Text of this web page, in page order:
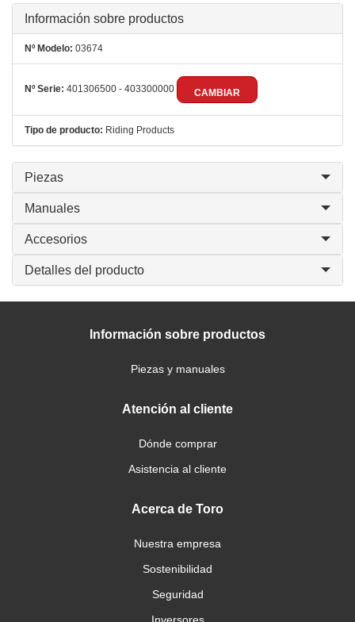
Información sobre productos
Nº Modelo: 03674
Nº Serie: 401306500 - 403300000 CAMBIAR
Tipo de producto: Riding Products
Piezas
Manuales
Accesorios
Detalles del producto
Información sobre productos
Piezas y manuales
Atención al cliente
Dónde comprar
Asistencia al cliente
Acerca de Toro
Nuestra empresa
Sostenibilidad
Seguridad